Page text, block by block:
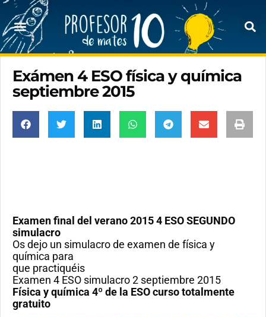
Exámen 4 ESO física y química
septiembre 2015
Examen final del verano 2015 4 ESO SEGUNDO
simulacro
Os dejo un simulacro de examen de física y
química para
que practiquéis
Examen 4 ESO simulacro 2 septiembre 2015
Física y química 4º de la ESO curso totalmente
gratuito